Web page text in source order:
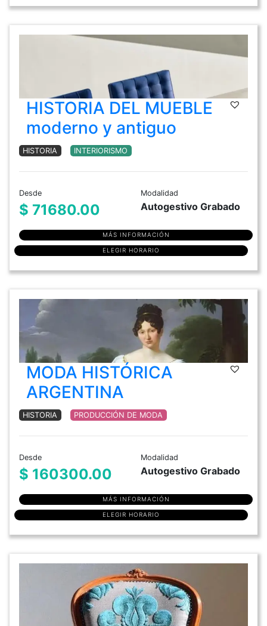
HISTORIA DEL MUEBLE
moderno y antiguo
HISTORIA INTERIORISMO
Desde
$ 71680.00
Modalidad
Autogestivo Grabado
MÁS INFORMACIÓN
ELEGIR HORARIO
MODA HISTÓRICA
ARGENTINA
HISTORIA PRODUCCIÓN DE MODA
Desde
$ 160300.00
Modalidad
Autogestivo Grabado
MÁS INFORMACIÓN
ELEGIR HORARIO